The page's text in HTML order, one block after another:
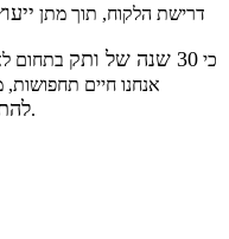
דרישת הלקוח, תוך מתן
כי 30 שנה של ותק בתחום
אנחנו חיים תחפושות,
לכל אחד מה שהכי מתאים לו.